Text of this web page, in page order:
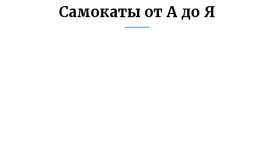
Самокаты от А до Я